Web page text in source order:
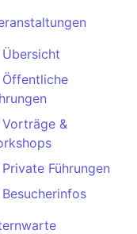
Übersicht
Öffentliche
Vorträge &
Private Führungen
Besucherinfos